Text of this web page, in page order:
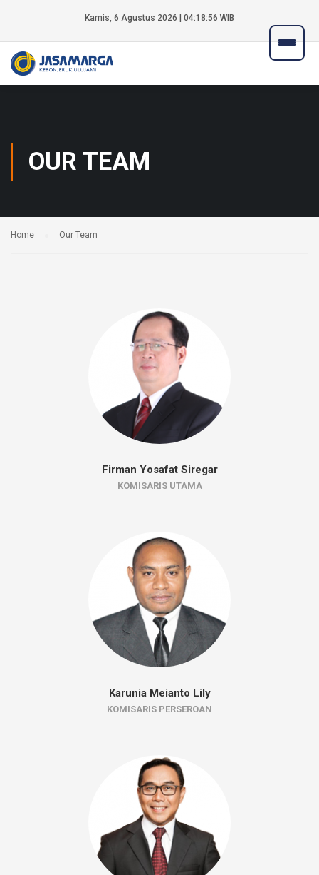
Kamis, 6 Agustus 2026 | 04:18:56 WIB
OUR TEAM
Home Our Team
Firman Yosafat Siregar
KOMISARIS UTAMA
Karunia Meianto Lily
KOMISARIS PERSEROAN